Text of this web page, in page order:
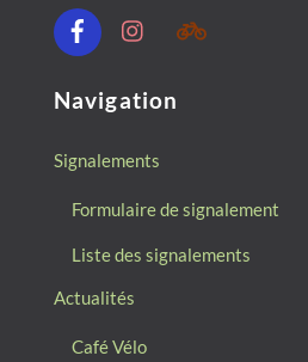
Facebook
Navigation
Signalements
Formulaire de signalement
Liste des signalements
Actualités
Café Vélo